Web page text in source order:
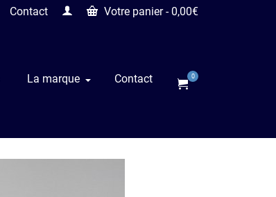
Contact Votre panier- 0,00€
La marque Contact 0